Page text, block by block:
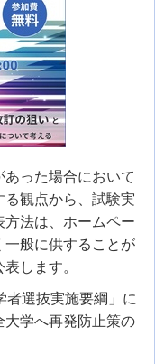
った場合において
る観点から、試験実
法は、ホームペー
一般に供することが
します。
者選抜実施要綱」に
大学へ再発防止策の